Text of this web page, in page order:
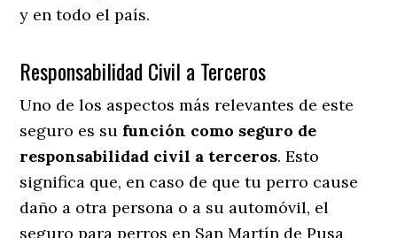
y en todo el país.
Responsabilidad Civil a Terceros
Uno de los aspectos más relevantes de este
seguro es su función como seguro de
responsabilidad civil a terceros. Esto
significa que, en caso de que tu perro cause
daño a otra persona o a su automóvil, el
seguro para perros en San Martín de Pusa